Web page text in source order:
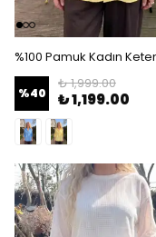
%40
₺ 1,999.00
₺ 1,199.00